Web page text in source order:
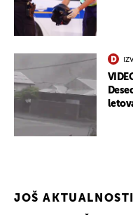
JOŠ AKTUALNOSTI